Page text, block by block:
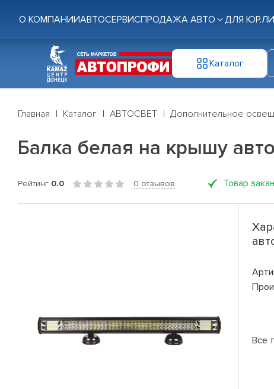
О КОМПАНИИАВТОСЕРВИСПРОДАЖА АВТО ДЛЯ
Каталог
Главная Каталог АВТОСВЕТ Дополнительное
Балка белая на крышу
Рейтинг 0.0 0 отзывов Товар
Все